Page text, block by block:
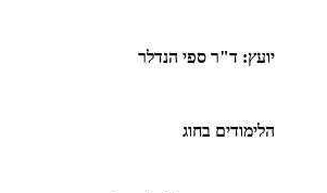
יועץ: ד"ר ספי הנדלר
הלימודים בחוג